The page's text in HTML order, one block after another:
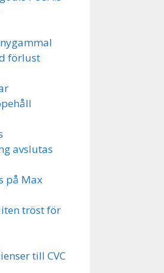
förlust
avslutas
på Max
tröst för
till CVC